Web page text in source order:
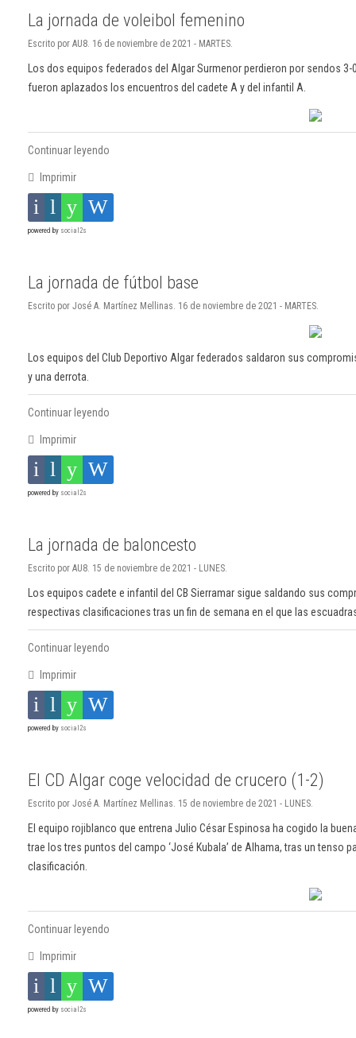
La jornada de voleibol femenino
Escrito por AU8. 16 de noviembre de 2021 - MARTES.
Los dos equipos federados del Algar Surmenor perdieron por sendos
fueron aplazados los encuentros del cadete A y del infantil A.
Continuar leyendo
Imprimir
powered by social2s
La jornada de fútbol base
Escrito por José A. Martínez Mellinas. 16 de noviembre de 2021 - MARTES.
Los equipos del Club Deportivo Algar federados saldaron sus
y una derrota.
Continuar leyendo
Imprimir
powered by social2s
La jornada de baloncesto
Escrito por AU8. 15 de noviembre de 2021 - LUNES.
Los equipos cadete e infantil del CB Sierramar sigue saldando sus
respectivas clasificaciones tras un fin de semana en el que las
Continuar leyendo
Imprimir
powered by social2s
El CD Algar coge velocidad de crucero (1-2)
Escrito por José A. Martínez Mellinas. 15 de noviembre de 2021 - LUNES.
El equipo rojiblanco que entrena Julio César Espinosa ha cogido la
trae los tres puntos del campo ‘José Kubala’ de Alhama, tras un tenso
clasificación.
Continuar leyendo
Imprimir
powered by social2s